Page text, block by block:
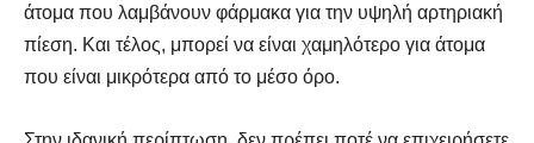
άτομα που λαμβάνουν φάρμακα για την υψηλή αρτηριακή
πίεση. Και τέλος, μπορεί να είναι χαμηλότερο για άτομα
που είναι μικρότερα από το μέσο όρο.